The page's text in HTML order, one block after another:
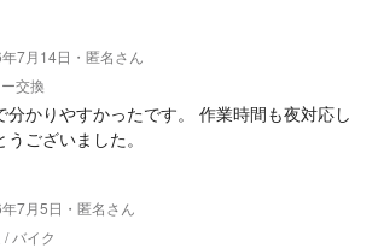
7月14日・匿名さん
交換
分かりやすかったです。 作業時間も夜対応し
ございました。
7月5日・匿名さん
バイク